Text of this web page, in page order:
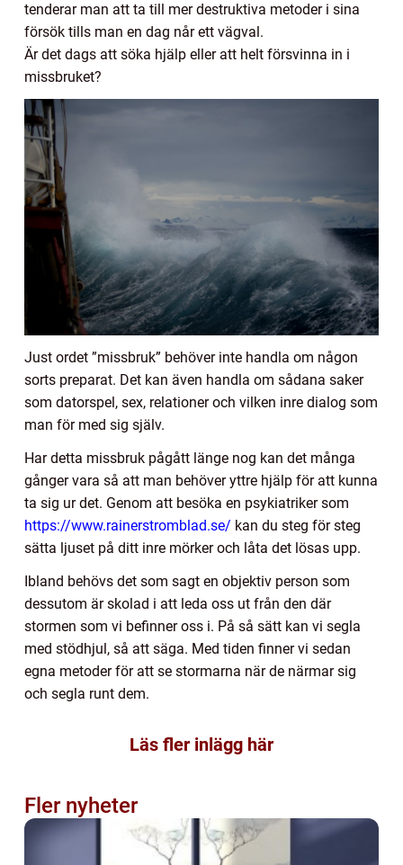
tenderar man att ta till mer destruktiva metoder i sina
försök tills man en dag når ett vägval.
Är det dags att söka hjälp eller att helt försvinna in i
missbruket?
Just ordet ”missbruk” behöver inte handla om någon
sorts preparat. Det kan även handla om sådana saker
som datorspel, sex, relationer och vilken inre dialog som
man för med sig själv.
Har detta missbruk pågått länge nog kan det många
gånger vara så att man behöver yttre hjälp för att kunna
ta sig ur det. Genom att besöka en psykiatriker som
https://www.rainerstromblad.se/ kan du steg för steg
sätta ljuset på ditt inre mörker och låta det lösas upp.
Ibland behövs det som sagt en objektiv person som
dessutom är skolad i att leda oss ut från den där
stormen som vi befinner oss i. På så sätt kan vi segla
med stödhjul, så att säga. Med tiden finner vi sedan
egna metoder för att se stormarna när de närmar sig
och segla runt dem.
Läs fler inlägg här
Fler nyheter